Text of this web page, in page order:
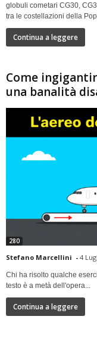
globuli cometari CG30,
tra le costellazioni della
Continua a leggere
Come
una banalità
280
Stefano Marcellini - 4
Chi ha risolto qualche
testo è a metà dell'opera...
Continua a leggere